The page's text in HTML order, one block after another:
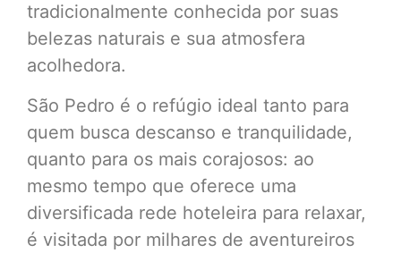
tradicionalmente conhecida por suas
belezas naturais e sua atmosfera
acolhedora.
São Pedro é o refúgio ideal tanto para
quem busca descanso e tranquilidade,
quanto para os mais corajosos: ao
mesmo tempo que oferece uma
diversificada rede hoteleira para relaxar,
é visitada por milhares de aventureiros